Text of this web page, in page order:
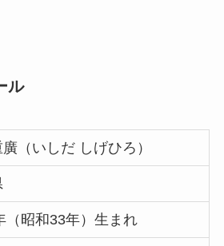
ル
（いしだ しげひろ）
（昭和33年）生まれ